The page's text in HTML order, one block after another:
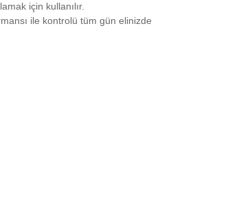
için kullanılır.
ile kontrolü tüm gün elinizde